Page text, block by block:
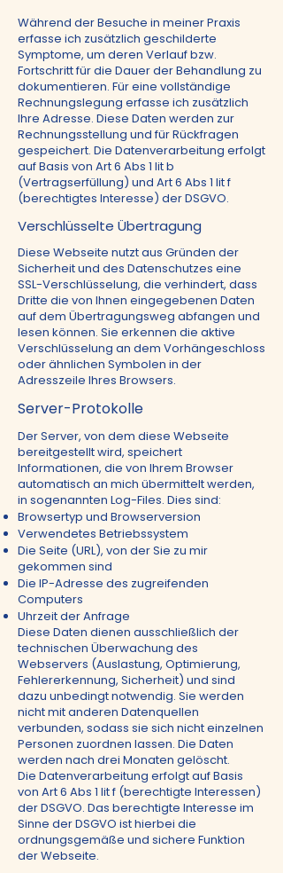
Während der Besuche in meiner Praxis
erfasse ich zusätzlich geschilderte
Symptome, um deren Verlauf bzw.
Fortschritt für die Dauer der Behandlung zu
dokumentieren. Für eine vollständige
Rechnungslegung erfasse ich zusätzlich
Ihre Adresse. Diese Daten werden zur
Rechnungsstellung und für Rückfragen
gespeichert. Die Datenverarbeitung erfolgt
auf Basis von Art 6 Abs 1 lit b
(Vertragserfüllung) und Art 6 Abs 1 lit f
(berechtigtes Interesse) der DSGVO.
Verschlüsselte Übertragung
Diese Webseite nutzt aus Gründen der
Sicherheit und des Datenschutzes eine
SSL-Verschlüsselung, die verhindert, dass
Dritte die von Ihnen eingegebenen Daten
auf dem Übertragungsweg abfangen und
lesen können. Sie erkennen die aktive
Verschlüsselung an dem Vorhängeschloss
oder ähnlichen Symbolen in der
Adresszeile Ihres Browsers.
Server-Protokolle
Der Server, von dem diese Webseite
bereitgestellt wird, speichert
Informationen, die von Ihrem Browser
automatisch an mich übermittelt werden,
in sogenannten Log-Files. Dies sind:
Browsertyp und Browserversion
Verwendetes Betriebssystem
Die Seite (URL), von der Sie zu mir
gekommen sind
Die IP-Adresse des zugreifenden
Computers
Uhrzeit der Anfrage
Diese Daten dienen ausschließlich der
technischen Überwachung des
Webservers (Auslastung, Optimierung,
Fehlererkennung, Sicherheit) und sind
dazu unbedingt notwendig. Sie werden
nicht mit anderen Datenquellen
verbunden, sodass sie sich nicht einzelnen
Personen zuordnen lassen. Die Daten
werden nach drei Monaten gelöscht.
Die Datenverarbeitung erfolgt auf Basis
von Art 6 Abs 1 lit f (berechtigte Interessen)
der DSGVO. Das berechtigte Interesse im
Sinne der DSGVO ist hierbei die
ordnungsgemäße und sichere Funktion
der Webseite.